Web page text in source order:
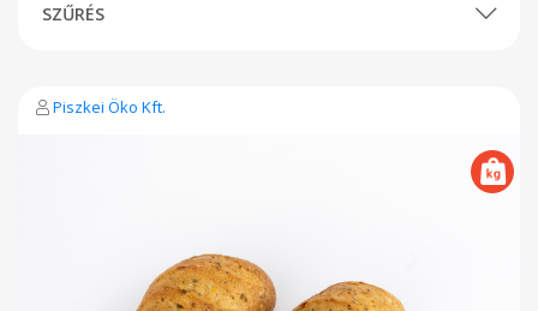
SZŰRÉS
Piszkei Öko Kft.